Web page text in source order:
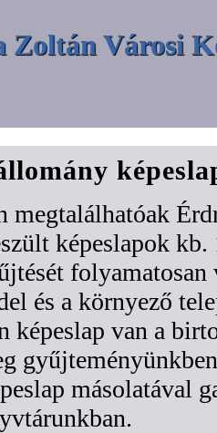
Zoltán Városi
megtalálhatóak
képeslapok
és a környező
képeslap van a
másolatával